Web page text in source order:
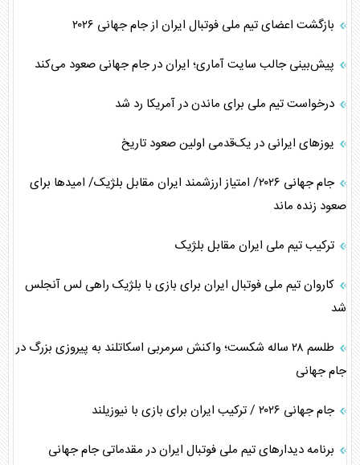
بازگشت اعضای تیم ملی فوتبال ایران از جام جهانی ۲۰۲۶
پیش‌بینی جالب سایت آماری؛ ایران در جام جهانی صعود می‌کند
درخواست تیم ملی برای ماندن در آمریکا رد شد
یوز‌های ایرانی در یک‌قدمی اولین صعود تاریخ
جام جهانی ۲۰۲۶/ امتیاز ارزشمند ایران مقابل بلژیک/ امید‌ها برای
صعود زنده ماند
ترکیب تیم ملی ایران مقابل بلژیک
کاروان تیم ملی فوتبال ایران برای بازی با بلژیک راهی لس آنجلس
شد
طلسم ۲۸ ساله شکست؛ واکنش سرمربی اسکاتلند به پیروزی بزرگ در
جام جهانی
جام جهانی ۲۰۲۶ / ترکیب ایران برای بازی با نیوزیلند
برنامه دیدار‌های تیم ملی فوتبال ایران در مقدماتی جام جهانی